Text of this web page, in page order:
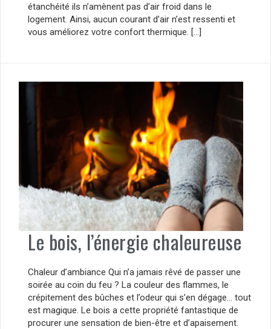
étanchéité ils n’amènent pas d’air froid dans le
logement. Ainsi, aucun courant d’air n’est ressenti et
vous améliorez votre confort thermique. […]
Le bois, l’énergie chaleureuse
Chaleur d’ambiance Qui n’a jamais rêvé de passer une
soirée au coin du feu ? La couleur des flammes, le
crépitement des bûches et l’odeur qui s’en dégage… tout
est magique. Le bois a cette propriété fantastique de
procurer une sensation de bien-être et d’apaisement.